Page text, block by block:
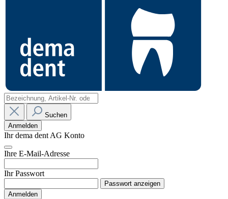
Suchen
Anmelden
Ihr dema dent AG Konto
Ihre E-Mail-Adresse
Ihr Passwort
Passwort anzeigen
Anmelden